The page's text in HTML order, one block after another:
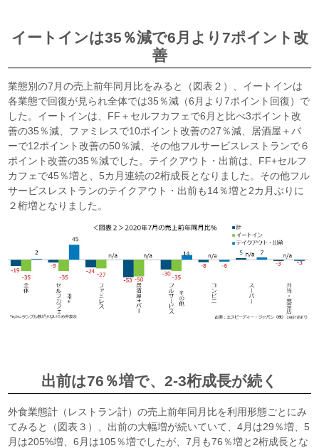
イートインは35％減で6月より7ポイント改
善
業態別の7月の売上前年同月比をみると（図表２）、イートインは
各業態で回復が見られ全体では35％減（6月より7ポイント回復）で
した。イートインは、FF＋セルフカフェで6月と比べ3ポイント改
善の35％減、ファミレスで10ポイント改善の27％減、居酒屋＋バ
ーで12ポイント改善の50％減、その他フルサービスレストランで６
ポイント改善の35％減でした。テイクアウト・出前は、FF+セルフ
カフェで45％増と、5カ月連続の2桁成長となりました。その他フル
サービスレストランのテイクアウト・出前も14％増と2カ月ぶりに
２桁増となりました。
出前は76％増で、2-3桁成長が続く
外食業態計（レストラン計）の売上前年同月比を利用形態ごとにみ
てみると（図表３）、出前の大幅増が続いていて、4月は29％増、5
月は205%増、6月は105％増でしたが、7月も76％増と2桁成長とな